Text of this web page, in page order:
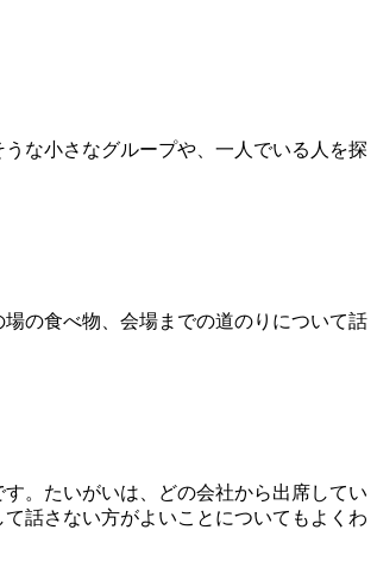
な小さなグループや、一人でいる人を探
の食べ物、会場までの道のりについて話
。たいがいは、どの会社から出席してい
話さない方がよいことについてもよくわ